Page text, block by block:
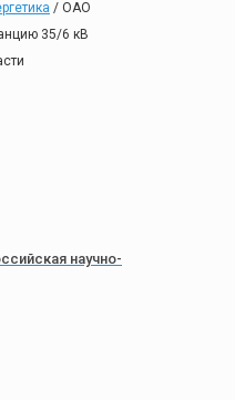
/ ОАО
35/6 кВ
научно-